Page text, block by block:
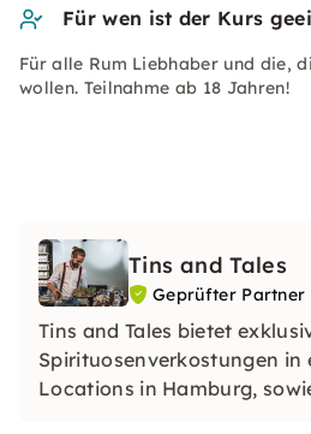
Für wen ist der Kurs
Für alle Rum Liebhaber und die,
wollen. Teilnahme ab 18 Jahren!
Tins and Tales
Geprüfter Partner
Tins and Tales bietet
Spirituosenverkostungen in
Locations in Hamburg,